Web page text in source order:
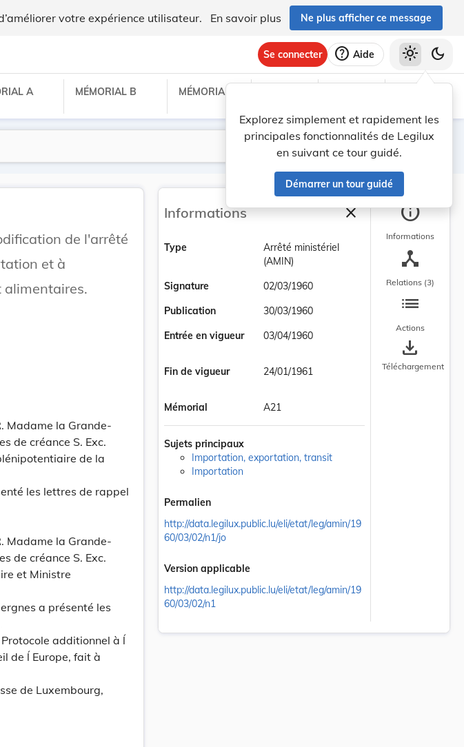
votre expérience utilisateur. En savoir plus Ne plus afficher ce message
Se connecter help Aide
Explorez simplement et rapidement les
principales fonctionnalités de Legilux
en suivant ce tour guidé.
Démarrer un tour guidé
light_mode dark_mode
A MÉMORIAL B MÉMORIAL C
Lancer la recherche
Filtres
de l'arrêté
et à
alimentaires.
Madame la Grande-
de créance S. Exc.
de la
les lettres de rappel
Madame la Grande-
de créance S. Exc.
et Ministre
a présenté les
additionnel à ĺ
de ĺ Europe, fait à
de Luxembourg,
Informations closeFermer la barre
Type
Arrêté ministériel
(AMIN)
Signature
02/03/1960
Publication
30/03/1960
Entrée en vigueur
03/04/1960
Fin de vigueur 24/01/1961
Mémorial A21
Sujets principaux
Importation, exportation, transit
Importation
Permalien
http://data.legilux.public.lu/eli/etat/leg/amin/19
60/03/02/n1/jo
Version applicable
http://data.legilux.public.lu/eli/etat/leg/amin/19
60/03/02/n1
info
Informations
device_hub
Relations (3)
list
Actions
save_alt
Téléchargement